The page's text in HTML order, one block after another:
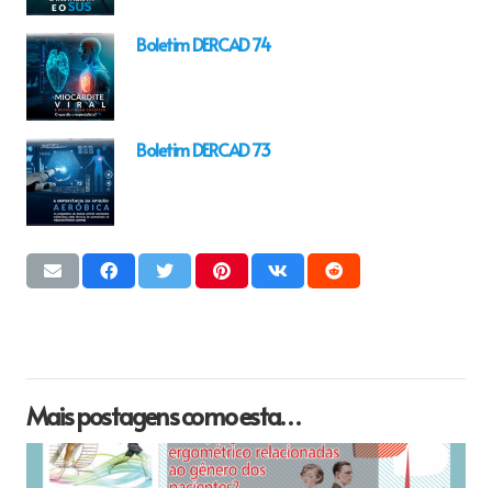
Boletim DERCAD 74
Boletim DERCAD 73
Mais postagens como esta…